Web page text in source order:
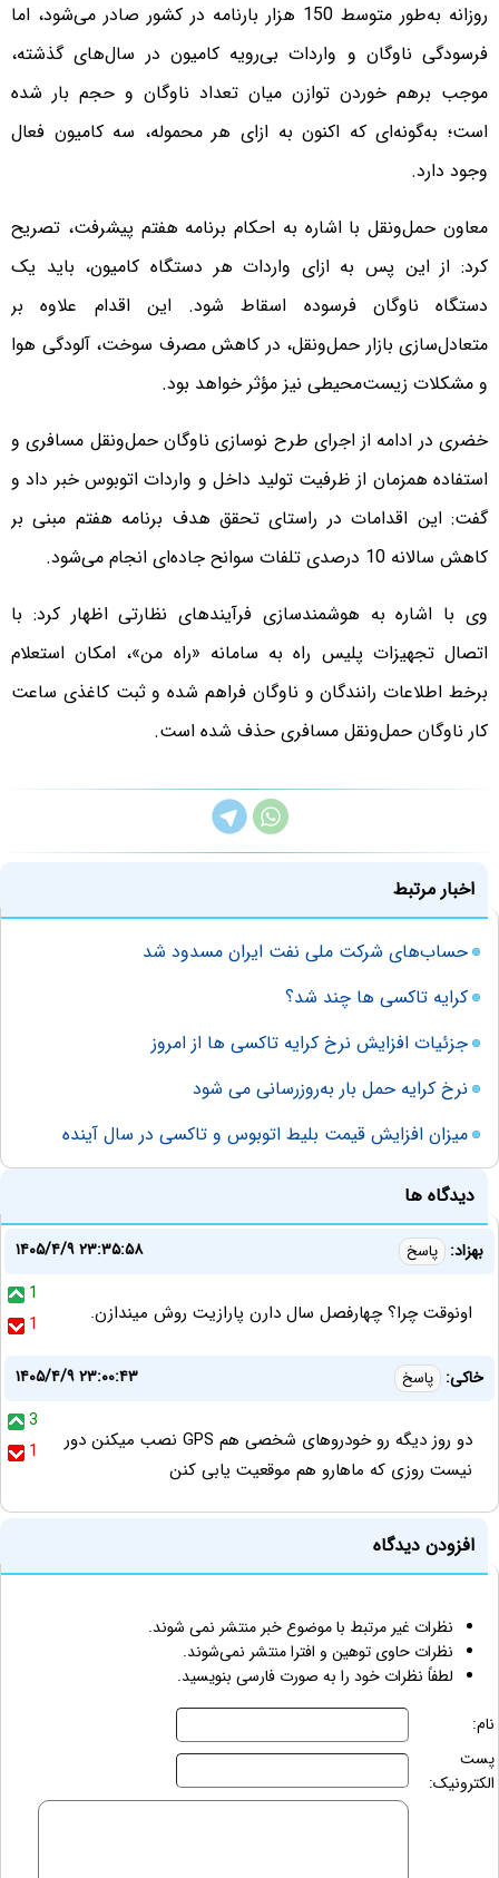
روزانه به‌طور متوسط 150 هزار بارنامه در کشور صادر می‌شود، اما
فرسودگی ناوگان و واردات بی‌رویه کامیون در سال‌های گذشته،
موجب برهم خوردن توازن میان تعداد ناوگان و حجم بار شده
است؛ به‌گونه‌ای که اکنون به ازای هر محموله، سه کامیون فعال
وجود دارد.
معاون حمل‌ونقل با اشاره به احکام برنامه هفتم پیشرفت، تصریح
کرد: از این پس به ازای واردات هر دستگاه کامیون، باید یک
دستگاه ناوگان فرسوده اسقاط شود. این اقدام علاوه بر
متعادل‌سازی بازار حمل‌ونقل، در کاهش مصرف سوخت، آلودگی هوا
و مشکلات زیست‌محیطی نیز مؤثر خواهد بود.
خضری در ادامه از اجرای طرح نوسازی ناوگان حمل‌ونقل مسافری و
استفاده همزمان از ظرفیت تولید داخل و واردات اتوبوس خبر داد و
گفت: این اقدامات در راستای تحقق هدف برنامه هفتم مبنی بر
کاهش سالانه 10 درصدی تلفات سوانح جاده‌ای انجام می‌شود.
وی با اشاره به هوشمندسازی فرآیندهای نظارتی اظهار کرد: با
اتصال تجهیزات پلیس راه به سامانه «راه من»، امکان استعلام
برخط اطلاعات رانندگان و ناوگان فراهم شده و ثبت کاغذی ساعت
کار ناوگان حمل‌ونقل مسافری حذف شده است.
اخبار مرتبط
حساب‌های شرکت ملی نفت ایران مسدود شد
کرایه تاکسی ها چند شد؟
جزئیات افزایش نرخ کرایه تاکسی ها از امروز
نرخ کرایه حمل بار به‌روزرسانی می شود
میزان افزایش قیمت بلیط اتوبوس و تاکسی در سال آینده
دیدگاه ها
بهزاد: پاسخ
۱۴۰۵/۴/۹ ۲۳:۳۵:۵۸
1
1
اونوقت چرا؟ چهارفصل سال دارن پارازیت روش میندازن.
خاکی: پاسخ
۱۴۰۵/۴/۹ ۲۳:۰۰:۴۳
3
1
دو روز دیگه رو خودروهای شخصی هم GPS نصب میکنن دور
نیست روزی که ماهارو هم موقعیت یابی کنن
افزودن دیدگاه
نظرات غیر مرتبط با موضوع خبر منتشر نمی شوند.
نظرات حاوی توهین و افترا منتشر نمی‌شوند.
لطفاً نظرات خود را به صورت فارسی بنویسید.
نام:
پست
الکترونیک: